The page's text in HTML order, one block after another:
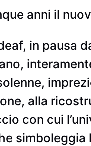
anni il
in pausa
alla
con cui